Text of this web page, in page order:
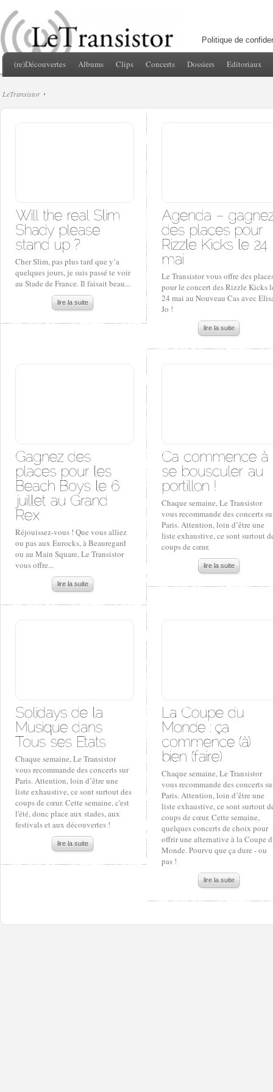
Politique de
(re)Découvertes Albums Clips Concerts Dossiers Editoriaux
LeTransistor
Cher Slim, pas plus tard que y’a
quelques jours, je suis passé te voir
au Stade de France. Il faisait beau...
lire la suite
Le Transistor vous offre des
pour le concert des Rizzle Kicks
24 mai au Nouveau Cas avec
Jo !
lire la suite
Réjouissez-vous ! Que vous alliez
ou pas aux Eurocks, à Beauregard
ou au Main Square, Le Transistor
vous offre...
lire la suite
Chaque semaine, Le Transistor
vous recommande des concerts
Paris. Attention, loin d’être une
liste exhaustive, ce sont surtout
coups de cœur.
lire la suite
Chaque semaine, Le Transistor
vous recommande des concerts sur
Paris. Attention, loin d’être une
liste exhaustive, ce sont surtout des
coups de cœur. Cette semaine, c'est
l'été, donc place aux stades, aux
festivals et aux découvertes !
lire la suite
Chaque semaine, Le Transistor
vous recommande des concerts
Paris. Attention, loin d’être une
liste exhaustive, ce sont surtout
coups de cœur. Cette semaine,
quelques concerts de choix pour
offrir une alternative à la Coupe
Monde. Pourvu que ça dure - ou
pas !
lire la suite